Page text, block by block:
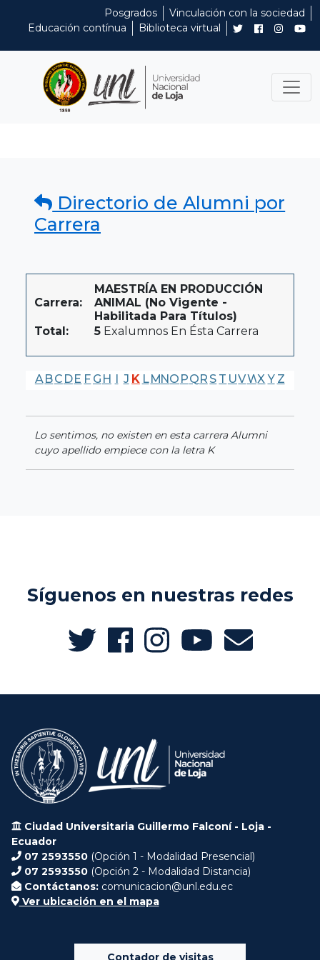
Posgrados
Vinculación con la sociedad
Educación contínua
Biblioteca virtual
Directorio de Alumni por
Carrera
Carrera:
MAESTRÍA EN PRODUCCIÓN
ANIMAL (No Vigente -
Habilitada Para Títulos)
Total:
5 Exalumnos En Ésta Carrera
A BC DE F G H I J K LMNO PQR S T UVWX Y Z
Lo sentimos, no existen en esta carrera Alumni
cuyo apellido empiece con la letra K
Síguenos en nuestras redes
Ciudad Universitaria Guillermo Falconí - Loja -
Ecuador
07 2593550 (Opción 1 - Modalidad Presencial)
07 2593550 (Opción 2 - Modalidad Distancia)
Contáctanos: comunicacion@unl.edu.ec
Ver ubicación en el mapa
Contador de visitas